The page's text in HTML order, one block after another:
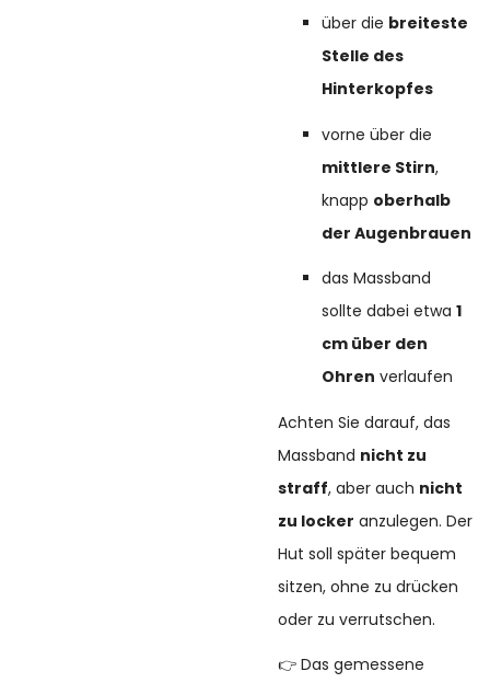
über die breiteste
Stelle des
Hinterkopfes
vorne über die
mittlere Stirn,
knapp oberhalb
der Augenbrauen
das Massband
sollte dabei etwa1
cm über den
Ohren verlaufen
Achten Sie darauf, das
Massband nicht zu
straff, aber auch nicht
zu locker anzulegen. Der
Hut soll später bequem
sitzen, ohne zu drücken
oder zu verrutschen.
👉 Das gemessene